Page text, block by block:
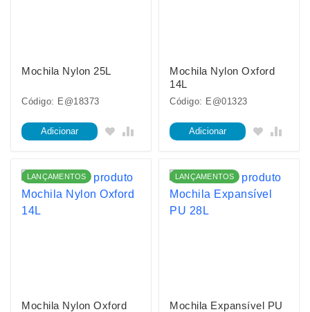
Mochila Nylon 25L
Código: E@18373
Adicionar
Mochila Nylon Oxford
14L
Código: E@01323
Adicionar
LANÇAMENTOS
Mochila Nylon Oxford
LANÇAMENTOS
Mochila Expansível PU